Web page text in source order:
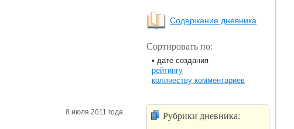
8 июля 2011 года
Содержание дневника
Сортировать по:
• дате создания
рейтингу
количеству комментариев
Рубрики дневника: